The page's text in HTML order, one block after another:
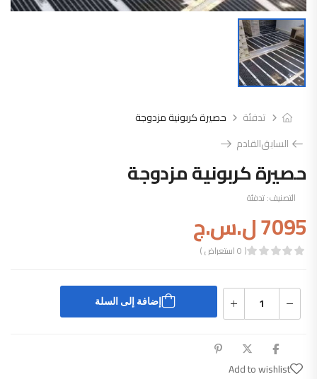
تدفئة
حصيرة كربونية مزدوجة
السابقالقادم
حصيرة كربونية مزدوجة
التصنيف:تدفئة
7095ل.س.ج
0من 5 ( 0 استعراض )
إضافة إلى السلة
Add to wishlist